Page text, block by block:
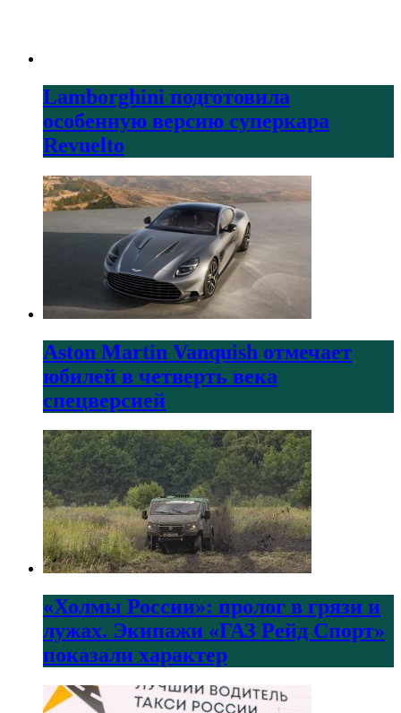
Lamborghini подготовила
особенную версию суперкара
Revuelto
Aston Martin Vanquish отмечает
юбилей в четверть века
спецверсией
«Холмы России»: пролог в грязи и
лужах. Экипажи «ГАЗ Рейд Спорт»
показали характер